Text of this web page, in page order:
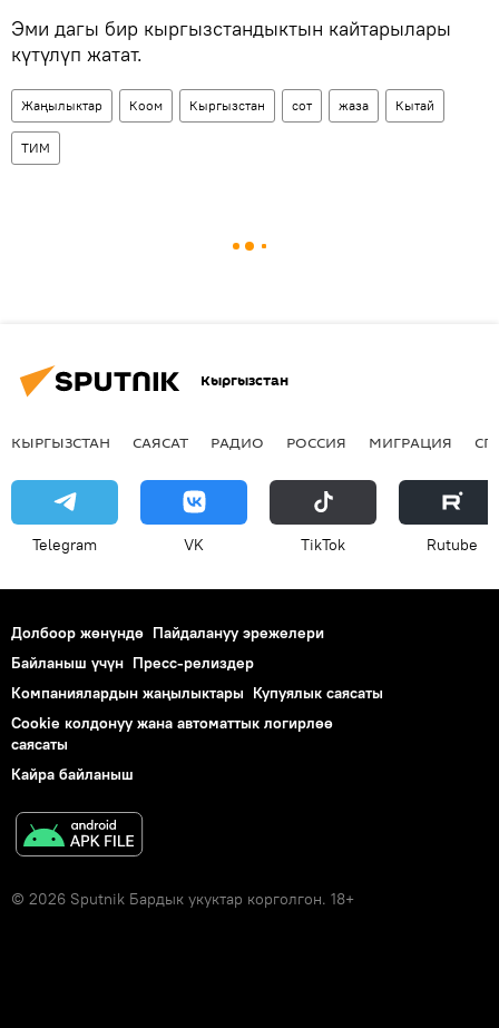
Эми дагы бир кыргызстандыктын кайтарылары
күтүлүп жатат.
Жаңылыктар Коом Кыргызстан сот жаза Кытай
ТИМ
Кыргызстан
КЫРГЫЗСТАН САЯСАТ РАДИО РОССИЯ МИГРАЦИЯ
Telegram VK ТikТоk Rutube
Долбоор жөнүндө Пайдалануу эрежелери
Байланыш үчүн Пресс-релиздер
Компаниялардын жаңылыктары Купуялык саясаты
Cookie колдонуу жана автоматтык логирлөө
саясаты
Кайра байланыш
© 2026 Sputnik Бардык укуктар корголгон. 18+